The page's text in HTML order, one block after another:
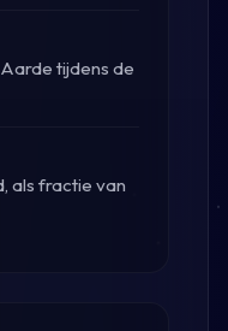
tijdens de
als fractie van